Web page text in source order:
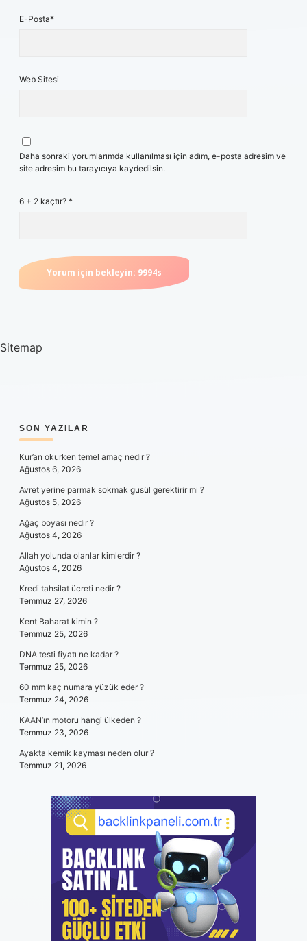
E-Posta*
Web Sitesi
Daha sonraki yorumlarımda kullanılması için adım, e-posta adresim ve
site adresim bu tarayıcıya kaydedilsin.
6 + 2 kaçtır? *
Sitemap
SIDEBAR
SON YAZILAR
Kur’an okurken temel amaç nedir ?
Ağustos 6, 2026
Avret yerine parmak sokmak gusül gerektirir mi ?
Ağustos 5, 2026
Ağaç boyası nedir ?
Ağustos 4, 2026
Allah yolunda olanlar kimlerdir ?
Ağustos 4, 2026
Kredi tahsilat ücreti nedir ?
Temmuz 27, 2026
Kent Baharat kimin ?
Temmuz 25, 2026
DNA testi fiyatı ne kadar ?
Temmuz 25, 2026
60 mm kaç numara yüzük eder ?
Temmuz 24, 2026
KAAN’ın motoru hangi ülkeden ?
Temmuz 23, 2026
Ayakta kemik kayması neden olur ?
Temmuz 21, 2026